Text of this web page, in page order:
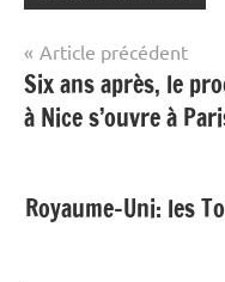
Navigation
de
l’article
Article précédent
Six ans après, le
à Nice s’ouvre à
Royaume-Uni: les